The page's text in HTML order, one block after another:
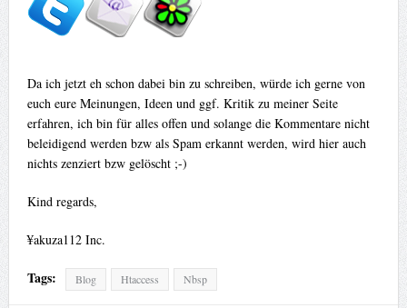
Da ich jetzt eh schon dabei bin zu schreiben, würde ich gerne von
euch eure Meinungen, Ideen und ggf. Kritik zu meiner Seite
erfahren, ich bin für alles offen und solange die Kommentare nicht
beleidigend werden bzw als Spam erkannt werden, wird hier auch
nichts zenziert bzw gelöscht ;-)
Kind regards,
¥akuza112 Inc.
Tags: Blog Htaccess Nbsp